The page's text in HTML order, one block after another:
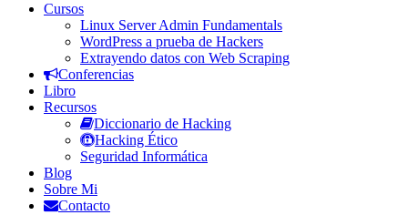
Cursos
Linux Server Admin Fundamentals
WordPress a prueba de Hackers
Extrayendo datos con Web Scraping
Conferencias
Libro
Recursos
Diccionario de Hacking
Hacking Ético
Seguridad Informática
Blog
Sobre Mi
Contacto